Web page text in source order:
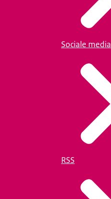
Sociale media
RSS